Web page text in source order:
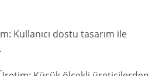
Kullanıcı dostu tasarım ile